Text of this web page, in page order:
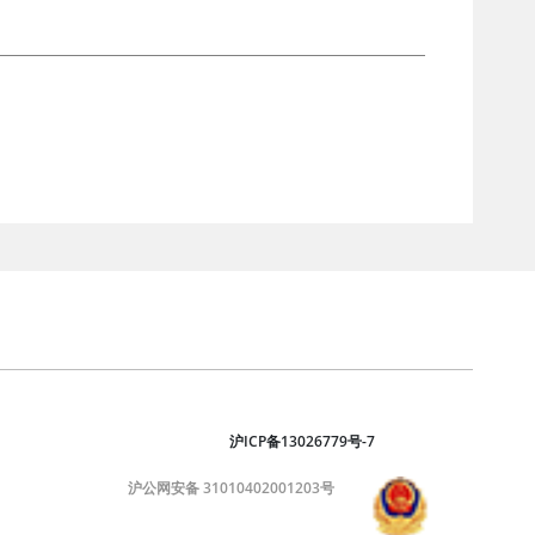
沪ICP备13026779号-7
沪公网安备 31010402001203号